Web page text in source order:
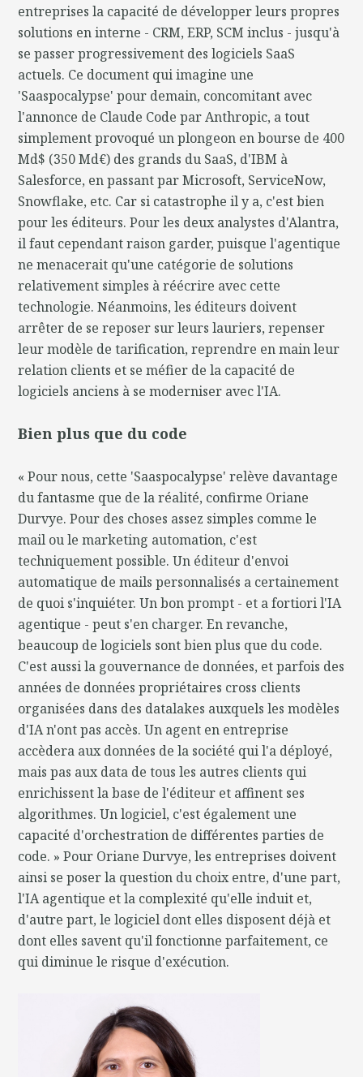
entreprises la capacité de développer leurs propres
solutions en interne - CRM, ERP, SCM inclus - jusqu'à
se passer progressivement des logiciels SaaS
actuels. Ce document qui imagine une
'Saaspocalypse' pour demain, concomitant avec
l'annonce de Claude Code par Anthropic, a tout
simplement provoqué un plongeon en bourse de 400
Md$ (350 Md€) des grands du SaaS, d'IBM à
Salesforce, en passant par Microsoft, ServiceNow,
Snowflake, etc. Car si catastrophe il y a, c'est bien
pour les éditeurs. Pour les deux analystes d'Alantra,
il faut cependant raison garder, puisque l'agentique
ne menacerait qu'une catégorie de solutions
relativement simples à réécrire avec cette
technologie. Néanmoins, les éditeurs doivent
arrêter de se reposer sur leurs lauriers, repenser
leur modèle de tarification, reprendre en main leur
relation clients et se méfier de la capacité de
logiciels anciens à se moderniser avec l'IA.
Bien plus que du code
« Pour nous, cette 'Saaspocalypse' relève davantage
du fantasme que de la réalité, confirme Oriane
Durvye. Pour des choses assez simples comme le
mail ou le marketing automation, c'est
techniquement possible. Un éditeur d'envoi
automatique de mails personnalisés a certainement
de quoi s'inquiéter. Un bon prompt - et a fortiori l'IA
agentique - peut s'en charger. En revanche,
beaucoup de logiciels sont bien plus que du code.
C'est aussi la gouvernance de données, et parfois des
années de données propriétaires cross clients
organisées dans des datalakes auxquels les modèles
d'IA n'ont pas accès. Un agent en entreprise
accèdera aux données de la société qui l'a déployé,
mais pas aux data de tous les autres clients qui
enrichissent la base de l'éditeur et affinent ses
algorithmes. Un logiciel, c'est également une
capacité d'orchestration de différentes parties de
code. » Pour Oriane Durvye, les entreprises doivent
ainsi se poser la question du choix entre, d'une part,
l'IA agentique et la complexité qu'elle induit et,
d'autre part, le logiciel dont elles disposent déjà et
dont elles savent qu'il fonctionne parfaitement, ce
qui diminue le risque d'exécution.